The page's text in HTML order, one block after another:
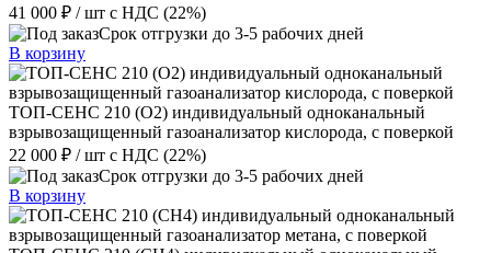
41 000 ₽ / шт с НДС (22%)
Срок отгрузки до 3-5 рабочих дней
В корзину
ТОП-СЕНС 210 (О2) индивидуальный одноканальный
взрывозащищенный газоанализатор кислорода, с поверкой
22 000 ₽ / шт с НДС (22%)
Срок отгрузки до 3-5 рабочих дней
В корзину